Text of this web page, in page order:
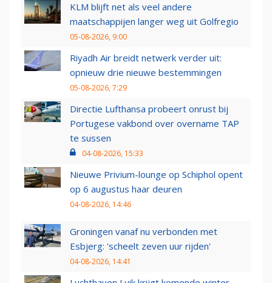
KLM blijft net als veel andere
maatschappijen langer weg uit Golfregio
05-08-2026, 9:00
Riyadh Air breidt netwerk verder uit:
opnieuw drie nieuwe bestemmingen
05-08-2026, 7:29
Directie Lufthansa probeert onrust bij
Portugese vakbond over overname TAP
te sussen
04-08-2026, 15:33
Nieuwe Privium-lounge op Schiphol opent
op 6 augustus haar deuren
04-08-2026, 14:46
Groningen vanaf nu verbonden met
Esbjerg: 'scheelt zeven uur rijden'
04-08-2026, 14:41